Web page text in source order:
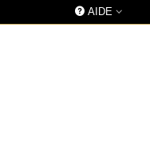
AIDE